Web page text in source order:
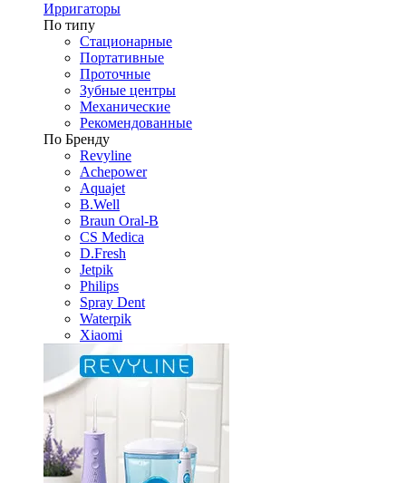
Ирригаторы
По типу
Стационарные
Портативные
Проточные
Зубные центры
Механические
Рекомендованные
По Бренду
Revyline
Achepower
Aquajet
B.Well
Braun Oral-B
CS Medica
D.Fresh
Jetpik
Philips
Spray Dent
Waterpik
Xiaomi